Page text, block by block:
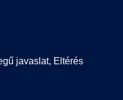
javaslat, Eltérés